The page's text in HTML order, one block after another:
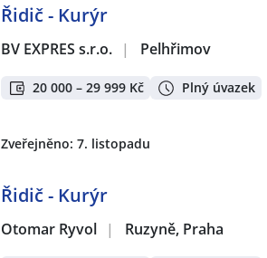
Řidič - Kurýr
BV EXPRES s.r.o. | Pelhřimov
20 000 – 29 999 Kč Plný úvazek
Zveřejněno: 7. listopadu
Řidič - Kurýr
Otomar Ryvol | Ruzyně, Praha